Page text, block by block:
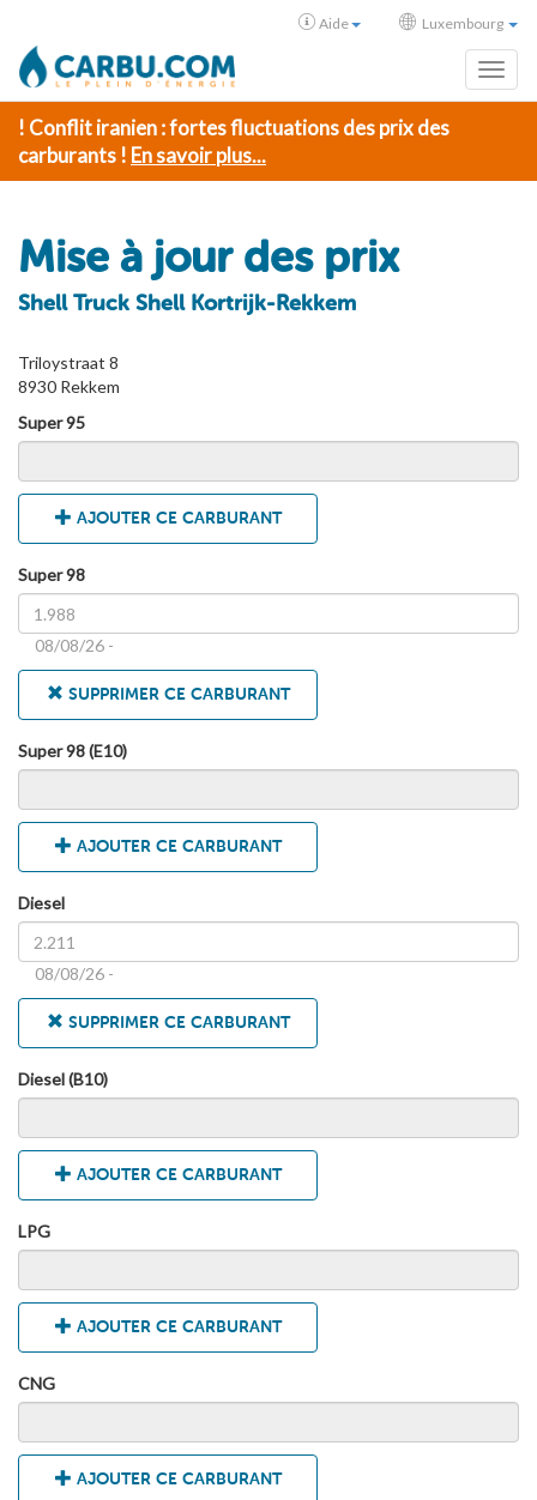
Aide Luxembourg
! Conflit iranien : fortes fluctuations des prix des
carburants ! En savoir plus...
Mise à jour des prix
Shell Truck Shell Kortrijk-Rekkem
Triloystraat 8
8930 Rekkem
Super 95
AJOUTER CE CARBURANT
Super 98
08/08/26 -
SUPPRIMER CE CARBURANT
Super 98 (E10)
AJOUTER CE CARBURANT
Diesel
08/08/26 -
SUPPRIMER CE CARBURANT
Diesel (B10)
AJOUTER CE CARBURANT
LPG
AJOUTER CE CARBURANT
CNG
AJOUTER CE CARBURANT